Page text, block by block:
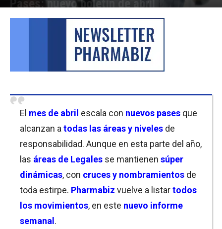
Pases: nuevo boletín de abril
Por Laura Ponasso - 13/04/2022 13:15
El mes de abril escala con nuevos pases que
alcanzan a todas las áreas y niveles de
responsabilidad. Aunque en esta parte del año,
las áreas de Legales se mantienen súper
dinámicas, con cruces y nombramientos de
toda estirpe. Pharmabiz vuelve a listartodos
los movimientos, en este nuevo informe
semanal .